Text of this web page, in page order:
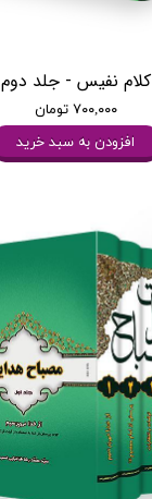
کلام نفیس - جلد دوم
۷۰۰,۰۰۰ تومان
افزودن به سبد خرید